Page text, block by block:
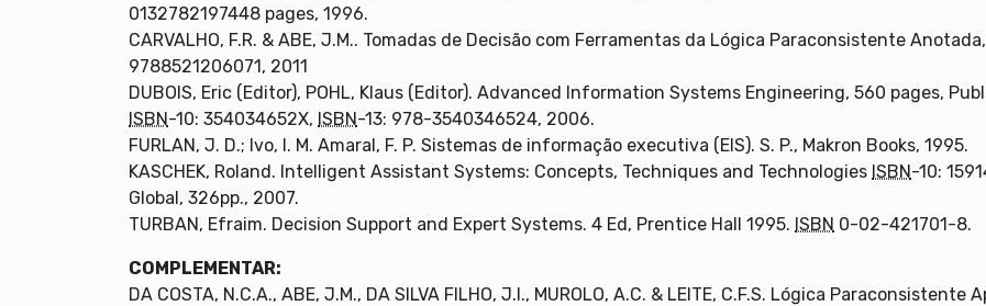
0132782197448 pages, 1996.
CARVALHO, F.R. & ABE, J.M.. Tomadas de Decisão com Ferramentas da Lógica Paraconsistente
9788521206071, 2011
DUBOIS, Eric (Editor), POHL, Klaus (Editor). Advanced Information Systems Engineering, 560 pages,
ISBN-10: 354034652X, ISBN-13: 978-3540346524, 2006.
FURLAN, J. D.; Ivo, I. M. Amaral, F. P. Sistemas de informação executiva (EIS). S. P., Makron Books, 1995.
KASCHEK, Roland. Intelligent Assistant Systems: Concepts, Techniques and Technologies ISBN-10:
Global, 326pp., 2007.
TURBAN, Efraim. Decision Support and Expert Systems. 4 Ed, Prentice Hall 1995. ISBN 0-02-421701-8.
COMPLEMENTAR:
DA COSTA, N.C.A., ABE, J.M., DA SILVA FILHO, J.I., MUROLO, A.C. & LEITE, C.F.S. Lógica Paraconsistente